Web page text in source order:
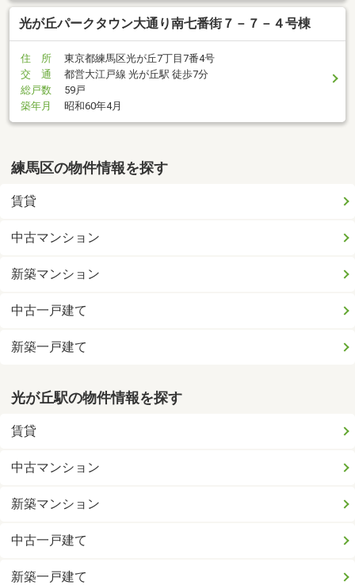
光が丘パークタウン大通り南七番街７－７－４号棟
住 所
東京都練馬区光が丘7丁目7番4号
交 通
都営大江戸線 光が丘駅 徒歩7分
総戸数
59戸
築年月
昭和60年4月
練馬区の物件情報を探す
賃貸
中古マンション
新築マンション
中古一戸建て
新築一戸建て
光が丘駅の物件情報を探す
賃貸
中古マンション
新築マンション
中古一戸建て
新築一戸建て